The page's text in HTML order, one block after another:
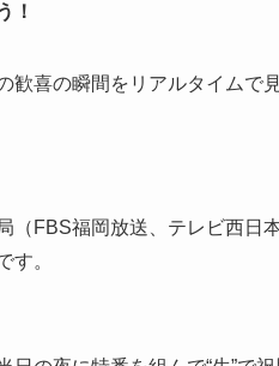
！
歓喜の瞬間をリアルタイムで
（FBS福岡放送、テレビ西日
す。